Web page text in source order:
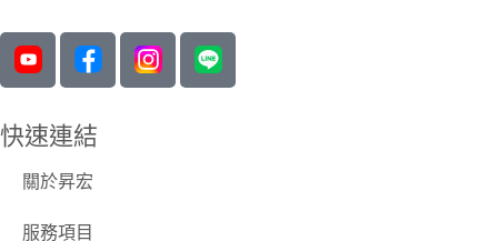
快速連結
關於昇宏
服務項目